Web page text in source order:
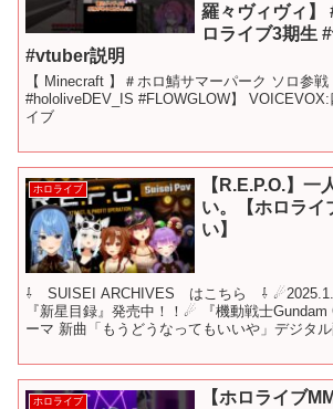
羅々ヴィヴィ】
ロライブ3期生
#vtuber説明
【 Minecraft 】＃ホロ鯖サマーパーク ソロ参
#hololiveDEV_IS #FLOWGLOW】
イブ
ホロライブ
【R.E.P.O.】
い。【ホロライ
い】
⇩ SUISEI ARCHIVES はこちら ⇩
『新星目録』発売中！！☄ 『機動戦士Gundam
ーマ 新曲「もうどうなってもいいや」デジタ
ホロライブ
【ホロライブ